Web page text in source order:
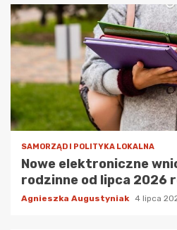
SAMORZĄD I POLITYKA LOKALNA
Nowe elektroniczne
rodzinne od lipca 2026
Agnieszka Augustyniak 4 lipca